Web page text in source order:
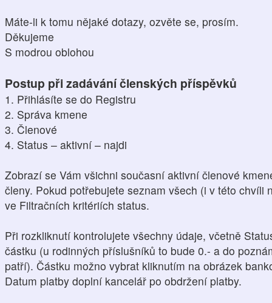
Máte-li k tomu nějaké dotazy, ozvěte se, prosím.
Děkujeme
S modrou oblohou
Postup při zadávání členských příspěvků
1. Přihlásíte se do Registru
2. Správa kmene
3. Členové
4. Status – aktivní – najdi
Zobrazí se Vám všichni současní aktivní členové
členy. Pokud potřebujete seznam všech (i v této chvíli
ve Filtračních kritériích status.
Při rozkliknutí kontrolujete všechny údaje, včetně
částku (u rodinných příslušníků to bude 0.- a do
patří). Částku možno vybrat kliknutím na obrázek
Datum platby doplní kancelář po obdržení platby.